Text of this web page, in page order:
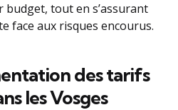
tout en s’assurant
face aux risques encourus.
des tarifs
les Vosges